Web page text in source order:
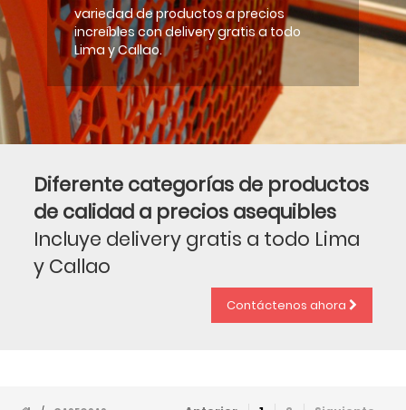
variedad de productos a precios
increíbles con delivery gratis a todo
Lima y Callao.
Diferente categorías de productos
de calidad a precios asequibles
Incluye delivery gratis a todo Lima
y Callao
Contáctenos ahora